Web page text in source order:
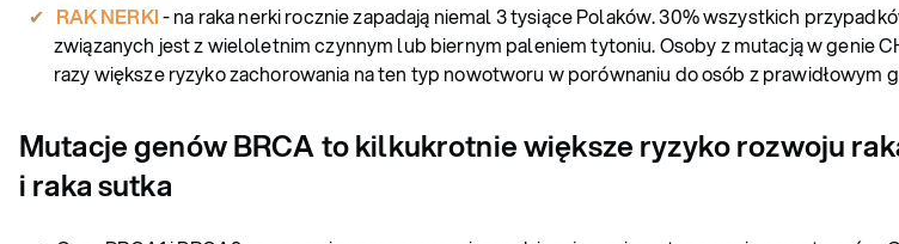
RAK NERKI- na raka nerki rocznie zapadają niemal 3 tysiące Polaków. 30% wszystkich
związanych jest z wieloletnim czynnym lub biernym paleniem tytoniu. Osoby z mutacją w genie
razy większe ryzyko zachorowania na ten typ nowotworu w porównaniu do osób z prawidłowym
Mutacje genów BRCA to kilkukrotnie większe ryzyko rozwoju
i raka sutka